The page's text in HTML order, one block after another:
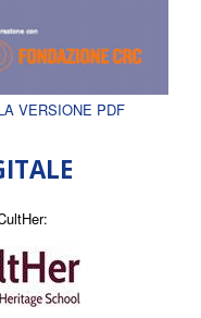
VERSIONE PDF